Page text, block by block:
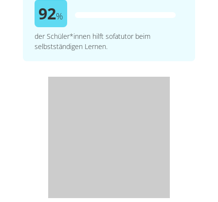
92%
der Schüler*innen hilft sofatutor beim
selbstständigen Lernen.